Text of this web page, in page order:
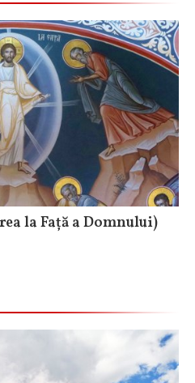
la Față a Domnului)